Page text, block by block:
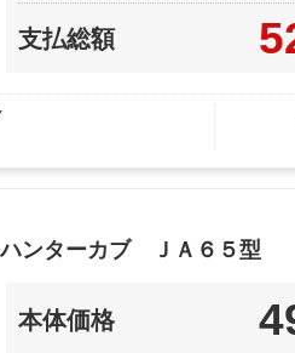
支払総額
ンターカブ ＪＡ６５型
本体価格